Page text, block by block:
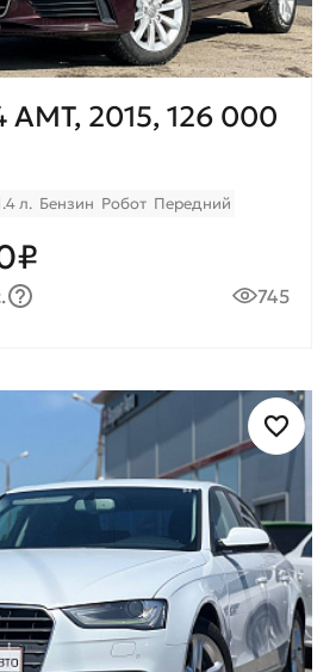
AMT, 2015, 126 000
л. Бензин Робот Передний
745